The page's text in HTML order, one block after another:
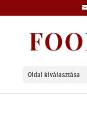
Oldal kiválasztása